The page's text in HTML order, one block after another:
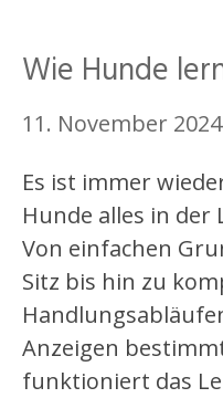
Wie Hunde
11. November 2024
Es ist immer
Hunde alles in der
Von einfachen
Sitz bis hin zu
Anzeigen
funktioniert das